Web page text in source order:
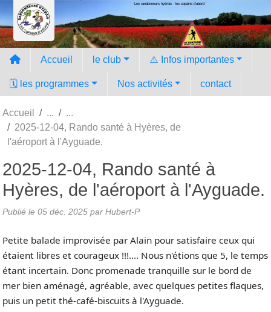
Les randonneurs hyèrois - les copains d'abord
Accueil le club ⚠️ Infos importantes
🗓️ les programmes Nos activités contact
Accueil
2025-12-04, Rando santé à Hyères, de
l'aéroport à l'Ayguade.
2025-12-04, Rando santé à
Hyères, de l'aéroport à l'Ayguade.
Publié le 05 déc. 2025 par Hubert-P
Petite balade improvisée par Alain pour satisfaire ceux qui
étaient libres et courageux !!!…. Nous n'étions que 5, le temps
étant incertain. Donc promenade tranquille sur le bord de
mer bien aménagé, agréable, avec quelques petites flaques,
puis un petit thé-café-biscuits à l'Ayguade.
Panneau de gestion des cookies